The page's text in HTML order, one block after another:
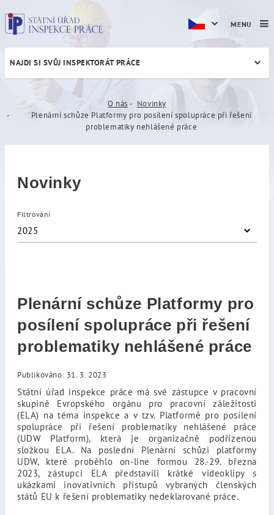
Plenární schůze Platformy
NAJDI SI SVŮJ INSPEKTORÁT PRÁCE
O nás
Novinky
Plenární schůze Platformy pro posílení spolupráce při řešení
problematiky nehlášené práce
Novinky
Filtrování
2025
Plenární schůze Platformy pro
posílení spolupráce při řešení
problematiky nehlášené práce
Publikováno: 31. 3. 2023
Státní úřad inspekce práce má své zástupce v pracovní
skupině Evropského orgánu pro pracovní záležitosti
(ELA) na téma inspekce a v tzv. Platformě pro posílení
spolupráce při řešení problematiky nehlášené práce
(UDW Platform), která je organizačně podřízenou
složkou ELA. Na poslední Plenární schůzi platformy
UDW, které proběhlo on-line formou 28.-29. března
2023, zástupci ELA představili krátké videoklipy s
ukázkami inovativních přístupů vybraných členských
států EU k řešení problematiky nedeklarované práce.
MENU